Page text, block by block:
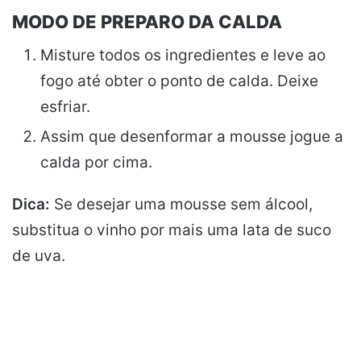
MODO DE PREPARO DA CALDA
Misture todos os ingredientes e leve ao
fogo até obter o ponto de calda. Deixe
esfriar.
Assim que desenformar a mousse jogue a
calda por cima.
Dica: Se desejar uma mousse sem álcool,
substitua o vinho por mais uma lata de suco
de uva.